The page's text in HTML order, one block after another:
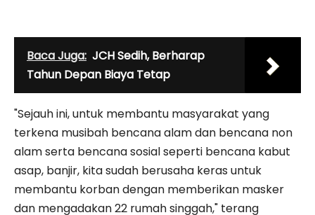
Baca Juga: JCH Sedih, Berharap
Tahun Depan Biaya Tetap
"Sejauh ini, untuk membantu masyarakat yang
terkena musibah bencana alam dan bencana non
alam serta bencana sosial seperti bencana kabut
asap, banjir, kita sudah berusaha keras untuk
membantu korban dengan memberikan masker
dan mengadakan 22 rumah singgah," terang